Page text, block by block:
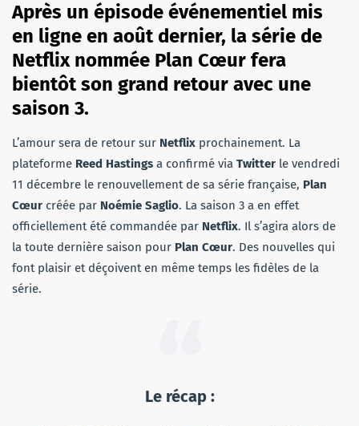
Après un épisode événementiel mis
en ligne en août dernier, la série de
Netflix nommée Plan Cœur fera
bientôt son grand retour avec une
saison 3.
L’amour sera de retour sur Netflix prochainement. La
plateforme Reed Hastings a confirmé via Twitter le vendredi
11 décembre le renouvellement de sa série française, Plan
Cœur créée par Noémie Saglio. La saison 3 a en effet
officiellement été commandée par Netflix. Il s’agira alors de
la toute dernière saison pour Plan Cœur. Des nouvelles qui
font plaisir et déçoivent en même temps les fidèles de la
série.
Le récap :